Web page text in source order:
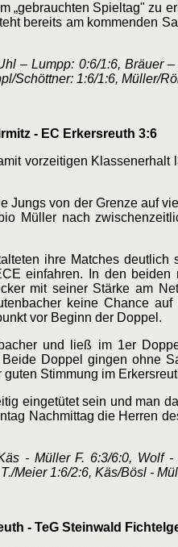
„gebrauchten Spieltag" zu
bereits am kommenden
– Lumpp: 0:6/1:6, Bräuer
Schöttner: 1:6/1:6, Müller/
- EC Erkersreuth 3:6
vorzeitigen
Jungs von der Grenze auf
Müller nach
ihre Matches
einfahren. In den
mit seiner Stärke am
keine Chance
vor Beginn der Doppel.
und ließ im 1er
Doppel gingen ohne
Stimmung im
eingetütet sein und man
Nachmittag die Herren
- Müller F. 6:3/6:0, Wolf
Meier 1:6/2:6, Käs/Bösl -
- TeG Steinwald